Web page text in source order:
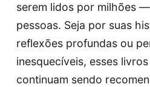
serem lidos por milhões
pessoas. Seja por suas
reflexões profundas ou
inesquecíveis, esses
continuam sendo